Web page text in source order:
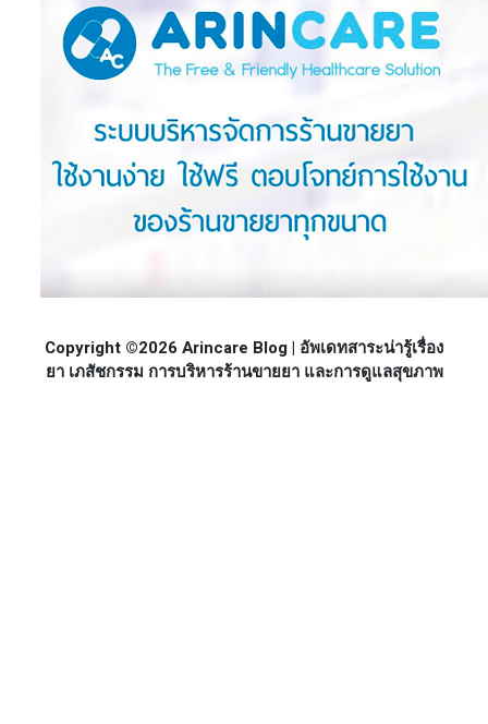
Copyright ©2026 Arincare Blog | อัพเดทสาระน่ารู้เรื่อง
ยา เภสัชกรรม การบริหารร้านขายยา และการดูแลสุขภาพ